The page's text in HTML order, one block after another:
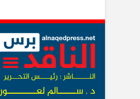
النــــــــاشر : رئيـــــس التحـــرير
د . ســــــالم لعــــــــــور